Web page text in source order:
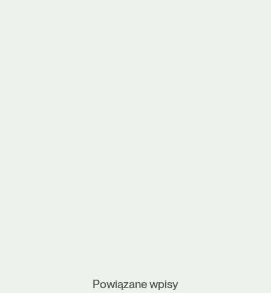
Powiązane wpisy